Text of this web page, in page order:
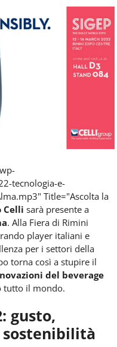
tecnologia-e-
Title="Ascolta la
Celli sarà presente a
. Alla Fiera di Rimini
player italiani e
per i settori della
torna così a stupire il
del beverage
tutto il mondo.
gusto,